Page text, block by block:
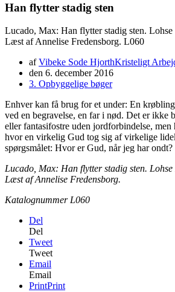
Han flytter stadig sten
Lucado, Max: Han flytter stadig sten.
Læst af Annelise Fredensborg. L060
af Vibeke Sode HjorthKristeligt
den 6. december 2016
3. Opbyggelige bøger
Enhver kan få brug for et under: En
ved en begravelse, en far i nød. Det er ikke
eller fantasifostre uden jordforbindelse, men
hvor en virkelig Gud tog sig af virkelige
spørgsmålet: Hvor er Gud, når jeg har ondt?
Lucado, Max: Han flytter stadig sten.
Læst af Annelise Fredensborg.
Katalognummer L060
Del
Del
Tweet
Tweet
Email
Email
PrintPrint